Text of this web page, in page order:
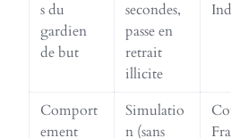
s du
gardien
de but
secondes,
passe en
retrait
illicite
Comport
ement
Simulatio
n (sans